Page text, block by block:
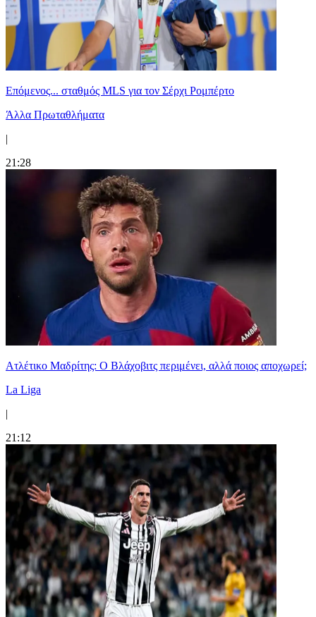
Επόμενος... σταθμός MLS για τον Σέρχι Ρομπέρτο
Άλλα Πρωταθλήματα
|
21:28
Ατλέτικο Μαδρίτης: Ο Βλάχοβιτς περιμένει, αλλά ποιος αποχωρεί;
La Liga
|
21:12